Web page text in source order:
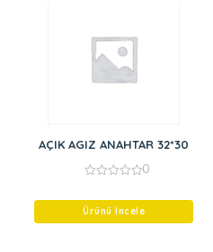
AÇIK AGIZ ANAHTAR 32*30
of
0
Ürünü İncele